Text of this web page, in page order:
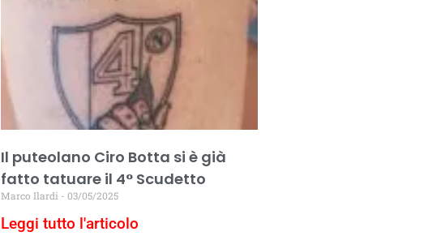
Il puteolano Ciro Botta si è già
fatto tatuare il 4° Scudetto
Marco Ilardi 03/05/2025
Leggi tutto l'articolo